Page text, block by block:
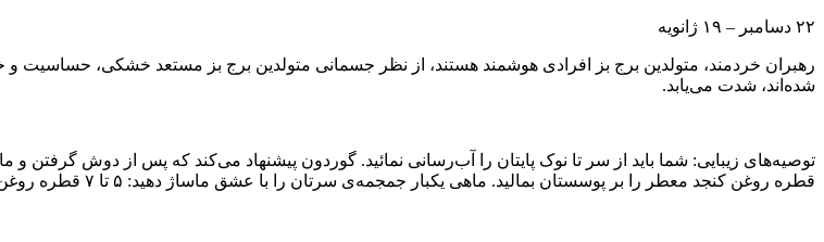
۲۲ دسامبر – ۱۹ ژانویه
رهبران خردمند، متولدین برج بز افرادی هوشمند هستند، از نظر جسمانی متولدین برج بز مستعد خشکی،
شده‌اند، شدت می‌یابد.
قطره روغن کنجد معطر را بر پوسستان بمالید. ماهی یکبار جمجمه‌ی سرتان را با عشق ماساژ دهید: ۵ تا ۷ قطره روغن بادام را روی پوست سرتان بریزید و اجازه دهید به مدت ۷ دقیقه بماند، سپس شامپو بزنید.